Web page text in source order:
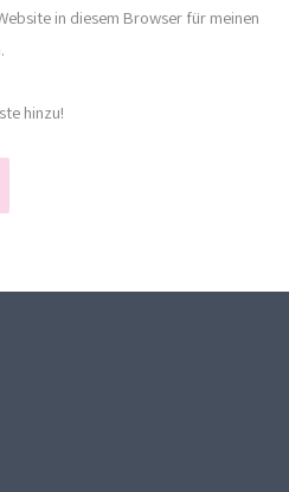
in diesem Browser für meinen
hinzu!